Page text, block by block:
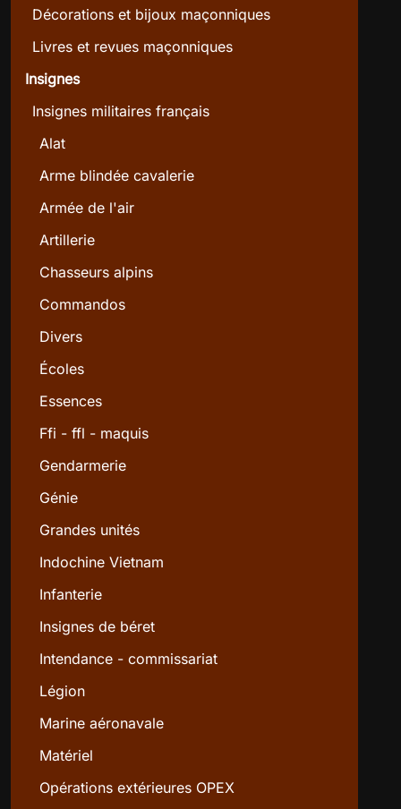
Décorations et bijoux maçonniques
Livres et revues maçonniques
Insignes
Insignes militaires français
Alat
Arme blindée cavalerie
Armée de l'air
Artillerie
Chasseurs alpins
Commandos
Divers
Écoles
Essences
Ffi - ffl - maquis
Gendarmerie
Génie
Grandes unités
Indochine Vietnam
Infanterie
Insignes de béret
Intendance - commissariat
Légion
Marine aéronavale
Matériel
Opérations extérieures OPEX